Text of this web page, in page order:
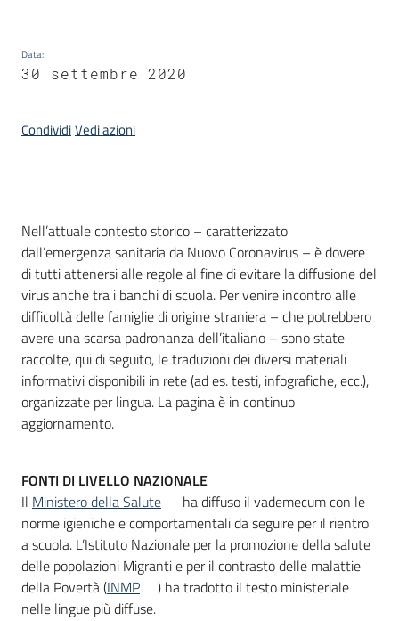
Data:
30 settembre 2020
CondividiVedi azioni
Introduzione
Nell’attuale contesto storico – caratterizzato
dall’emergenza sanitaria da Nuovo Coronavirus – è dovere
di tutti attenersi alle regole al fine di evitare la diffusione del
virus anche tra i banchi di scuola. Per venire incontro alle
difficoltà delle famiglie di origine straniera – che potrebbero
avere una scarsa padronanza dell’italiano – sono state
raccolte, qui di seguito, le traduzioni dei diversi materiali
informativi disponibili in rete (ad es. testi, infografiche, ecc.),
organizzate per lingua. La pagina è in continuo
aggiornamento.
FONTI DI LIVELLO NAZIONALE
Il Ministero della Salute
ha diffuso il vademecum con le
norme igieniche e comportamentali da seguire per il rientro
a scuola. L’Istituto Nazionale per la promozione della salute
delle popolazioni Migranti e per il contrasto delle malattie
della Povertà (INMP
) ha tradotto il testo ministeriale
nelle lingue più diffuse.